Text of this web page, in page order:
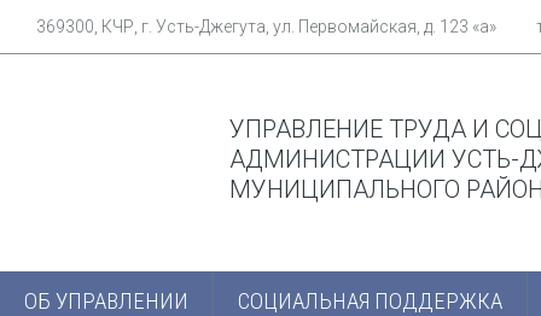
369300, КЧР, г. Усть-Джегута, ул. Первомайская, д. 123 «а»
УПРАВЛЕНИЕ ТРУДА И
АДМИНИСТРАЦИИ УСТЬ-
МУНИЦИПАЛЬНОГО
ОБ УПРАВЛЕНИИ СОЦИАЛЬНАЯ ПОДДЕРЖКА